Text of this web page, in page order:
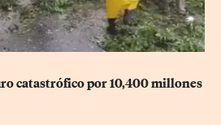
catastrófico por 10,400 millones